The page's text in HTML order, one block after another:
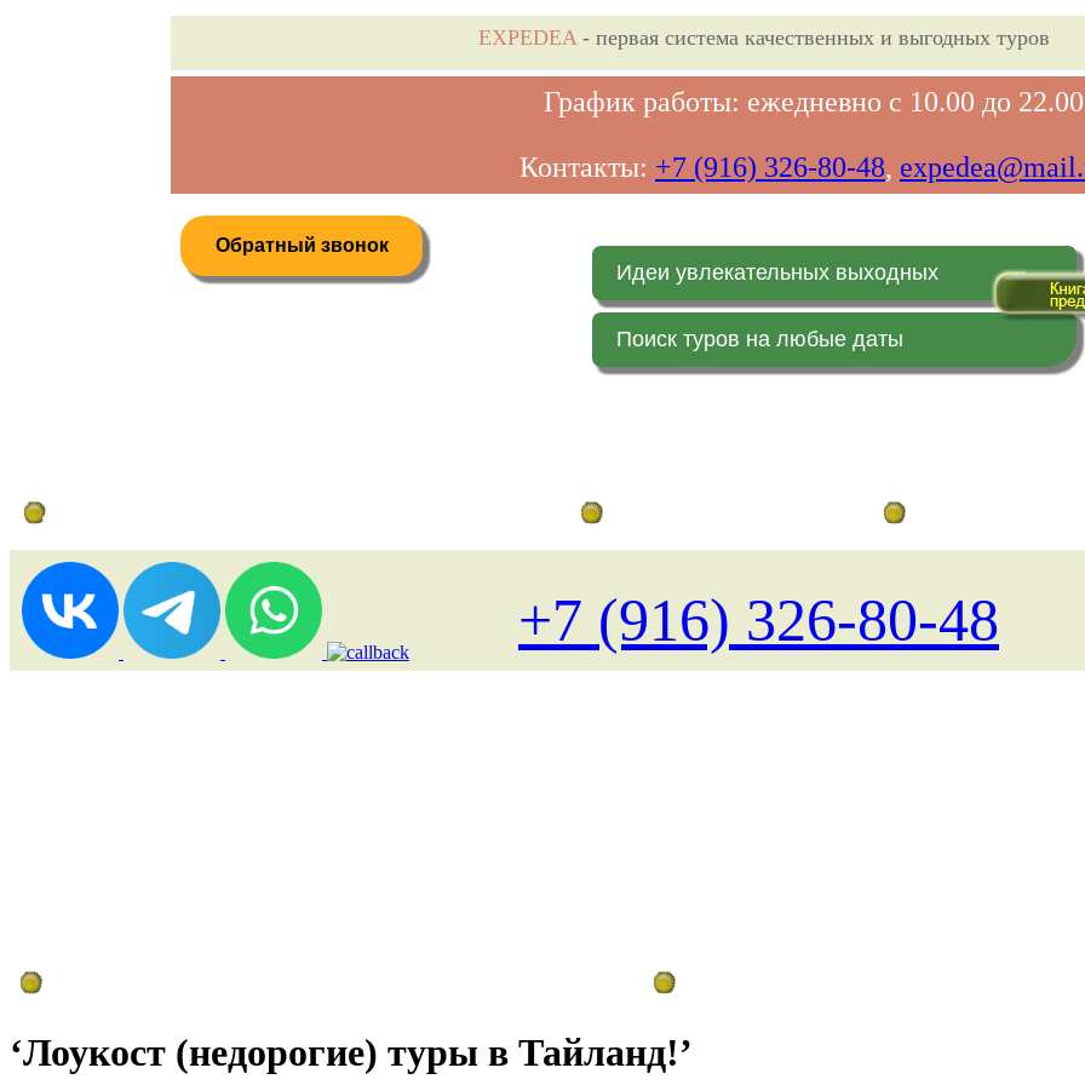
EXPEDEA- первая система качественных и выгодных туров
График работы: ежедневно с 10.00 до 22.00
Контакты: +7 (916) 326-80-48,
Обратный звонок
Идеи увлекательных выходных
Поиск туров на любые даты
Дистанционное бронирование туров
+7 (916) 326-80-48
‘Лоукост (недорогие) туры в Тайланд!’